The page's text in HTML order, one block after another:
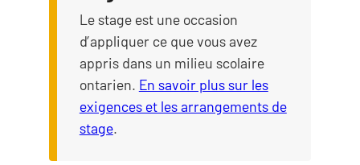
Le stage est une occasion
d’appliquer ce que vous avez
appris dans un milieu scolaire
ontarien. En savoir plus sur les
exigences et les arrangements de
stageans le cadre du programme de
.